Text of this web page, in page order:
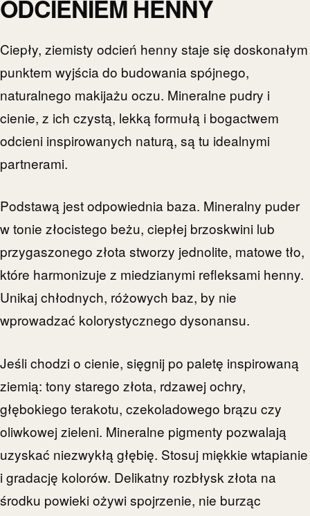
ODCIENIEM HENNY
Ciepły, ziemisty odcień henny staje się doskonałym
punktem wyjścia do budowania spójnego,
naturalnego makijażu oczu. Mineralne pudry i
cienie, z ich czystą, lekką formułą i bogactwem
odcieni inspirowanych naturą, są tu idealnymi
partnerami.
Podstawą jest odpowiednia baza. Mineralny puder
w tonie złocistego beżu, ciepłej brzoskwini lub
przygaszonego złota stworzy jednolite, matowe tło,
które harmonizuje z miedzianymi refleksami henny.
Unikaj chłodnych, różowych baz, by nie
wprowadzać kolorystycznego dysonansu.
Jeśli chodzi o cienie, sięgnij po paletę inspirowaną
ziemią: tony starego złota, rdzawej ochry,
głębokiego terakotu, czekoladowego brązu czy
oliwkowej zieleni. Mineralne pigmenty pozwalają
uzyskać niezwykłą głębię. Stosuj miękkie wtapianie
i gradację kolorów. Delikatny rozbłysk złota na
środku powieki ożywi spojrzenie, nie burząc